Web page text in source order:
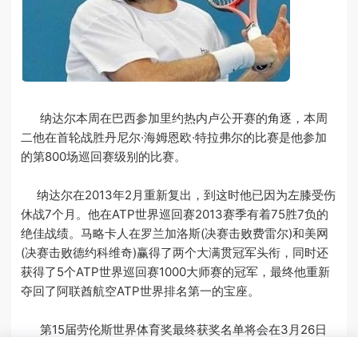
纳达尔本周在巴西参加里约热内卢公开赛的角逐，本周
二他在首轮战胜丹尼尔·海姆恩欧·特拉弗尔的比赛是他参加
的第800场巡回赛级别的比赛。
纳达尔在2013年2月重新复出，到这时他已因为左膝受伤
休战7个月。他在ATP世界巡回赛2013赛季有着75胜7负的
绝佳战绩。马略卡人在罗兰加洛斯(决赛击败费雷尔)和美网
(决赛击败德约科维奇)赢得了两个大满贯冠军头衔，同时还
获得了5个ATP世界巡回赛1000大师赛的冠军，最终他重新
夺回了阿联酋航空ATP世界排名第一的宝座。
第15届劳伦斯世界体育奖最终获奖名单将会在3月26日